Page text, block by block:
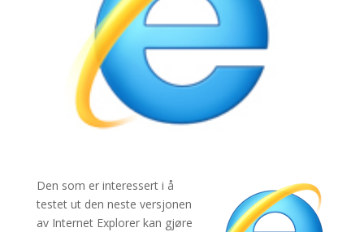
Den som er interessert i å
testet ut den neste versjonen
av Internet Explorer kan gjøre